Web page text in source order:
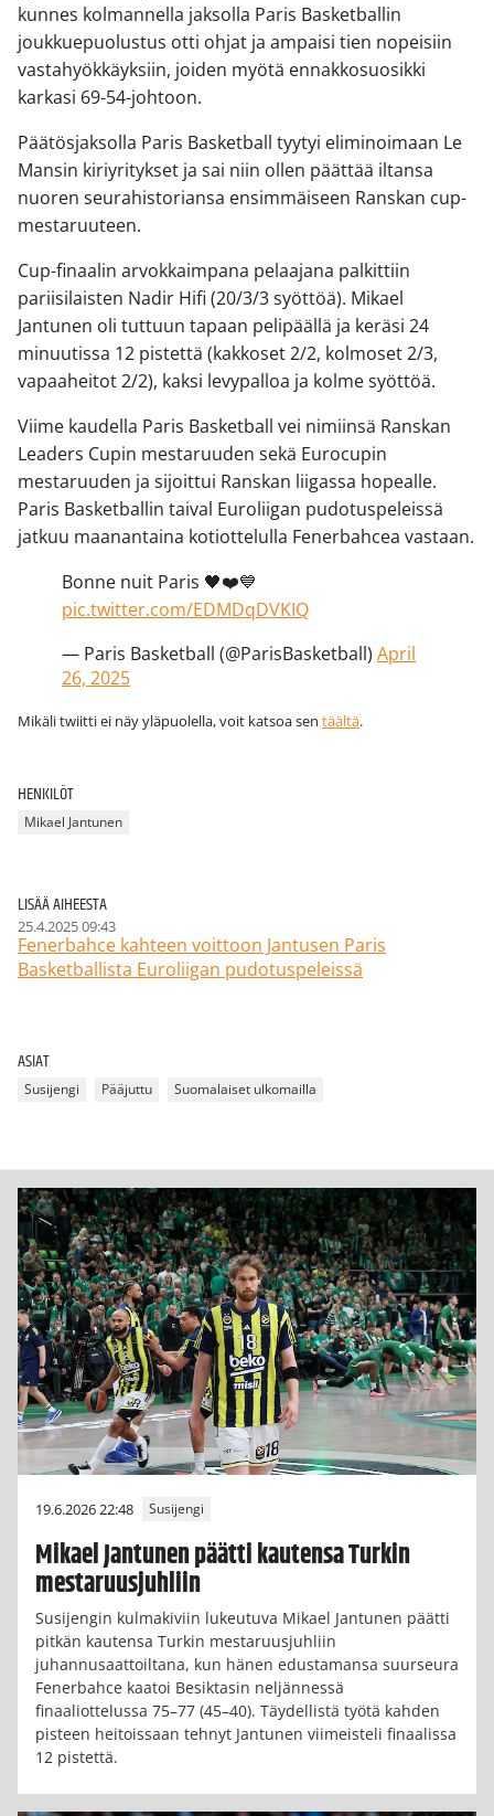
kunnes kolmannella jaksolla Paris Basketballin
joukkuepuolustus otti ohjat ja ampaisi tien nopeisiin
vastahyökkäyksiin, joiden myötä ennakkosuosikki
karkasi 69-54-johtoon.
Päätösjaksolla Paris Basketball tyytyi eliminoimaan Le
Mansin kiriyritykset ja sai niin ollen päättää iltansa
nuoren seurahistoriansa ensimmäiseen Ranskan cup-
mestaruuteen.
Cup-finaalin arvokkaimpana pelaajana palkittiin
pariisilaisten Nadir Hifi (20/3/3 syöttöä). Mikael
Jantunen oli tuttuun tapaan pelipäällä ja keräsi 24
minuutissa 12 pistettä (kakkoset 2/2, kolmoset 2/3,
vapaaheitot 2/2), kaksi levypalloa ja kolme syöttöä.
Viime kaudella Paris Basketball vei nimiinsä Ranskan
Leaders Cupin mestaruuden sekä Eurocupin
mestaruuden ja sijoittui Ranskan liigassa hopealle.
Paris Basketballin taival Euroliigan pudotuspeleissä
jatkuu maanantaina kotiottelulla Fenerbahcea vastaan.
Bonne nuit Paris 🖤❤️💙
pic.twitter.com/EDMDqDVKIQ
— Paris Basketball (@ParisBasketball) April
26, 2025
Mikäli twiitti ei näy yläpuolella, voit katsoa sen täältä.
HENKILÖT
Mikael Jantunen
LISÄÄ AIHEESTA
25.4.2025 09:43
Fenerbahce kahteen voittoon Jantusen Paris
Basketballista Euroliigan pudotuspeleissä
ASIAT
Susijengi Pääjuttu Suomalaiset ulkomailla
19.6.2026 22:48 Susijengi
Mikael Jantunen päätti kautensa Turkin
mestaruusjuhliin
Susijengin kulmakiviin lukeutuva Mikael Jantunen päätti
pitkän kautensa Turkin mestaruusjuhliin
juhannusaattoiltana, kun hänen edustamansa suurseura
Fenerbahce kaatoi Besiktasin neljännessä
finaaliottelussa 75–77 (45–40). Täydellistä työtä kahden
pisteen heitoissaan tehnyt Jantunen viimeisteli finaalissa
12 pistettä.